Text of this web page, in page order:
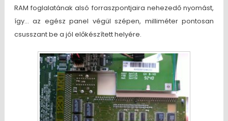
RAM foglalatának alsó forraszpontjaira nehezedő nyomást,
így… az egész panel végül szépen, milliméter pontosan
csusszant be a jól előkészített helyére.